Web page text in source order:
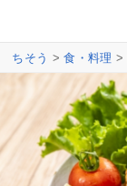
ちそう >食・料理 >